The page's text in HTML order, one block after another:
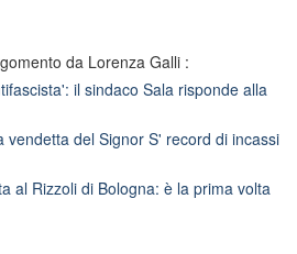
da Lorenza Galli :
il sindaco Sala risponde alla
vendetta del Signor S' record di incassi
al Rizzoli di Bologna: è la prima volta